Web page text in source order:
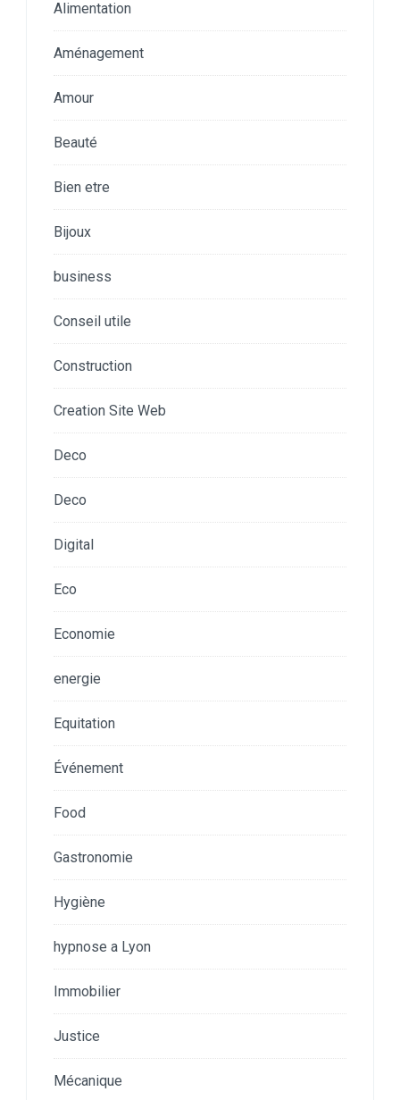
Alimentation
Aménagement
Amour
Beauté
Bien etre
Bijoux
business
Conseil utile
Construction
Creation Site Web
Deco
Deco
Digital
Eco
Economie
energie
Equitation
Événement
Food
Gastronomie
Hygiène
hypnose a Lyon
Immobilier
Justice
Mécanique